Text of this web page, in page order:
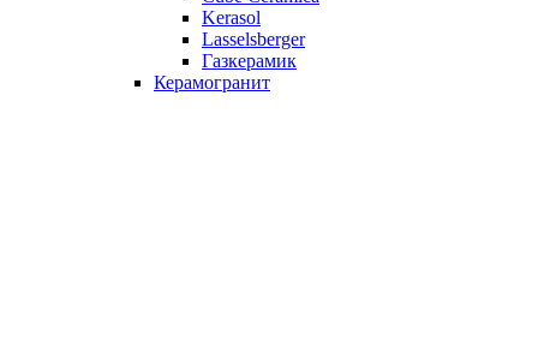
Kerasol
Lasselsberger
Газкерамик
Керамогранит